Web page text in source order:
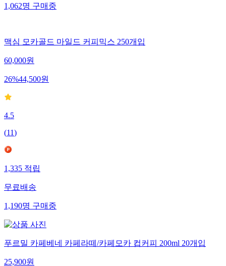
1,062명구매중
맥심 모카골드 마일드 커피믹스 250개입
60,000원
26%44,500원
4.5
(11)
1,335적립
무료배송
1,190명구매중
푸르밀 카페베네 카페라떼/카페모카 컵커피 200ml 20개입